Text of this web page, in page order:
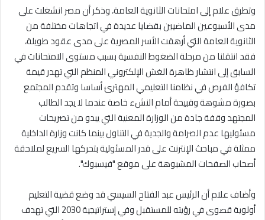
وتطرق علام إلى امتحانات الثانوية العامة، وذكر أن مصر انشغلت على
مدى الأسبوعين الماضيين بقضايا عديدة في اتجاهات مختلفة من
الثانوية العامة التي أرهقت الأسر المصرية على مدى عقود طويلة،
فقد انتقلنا من مرحلة الضغوط النفسية بسبب مستوى الامتحانات في
السابق إلى انتشار ظاهرة الغش الإلكتروني المنظم التي تهدر قيمة
تكافؤ الفرص في نظامنا التعليمي المهترئ أساسا وتقدم المجتمع
بصورة مشوهة وقبيحة أمام النشء خاصة عندما لا يجد الطالب
المجتهد وقفة جادة من الوزارة المعنية التي يبدو من تصريحات
مسئوليها عدم الصرامة والجدية في التناول بينما كانت وزارة الداخلية
ممثلة في مباحث الإنترنت على قدر المسئولية بتحركها السريع لملاحقة
أصحاب الصفحات المشبوهة على موقع "فيسبوك".
وأضاف علام أن الرئيس عبد الفتاح السيسي قد وضع قضية التعليم
أولوية قصوى في رؤيته للمستقبل وفي إستراتيجية 2030 التي تهدف